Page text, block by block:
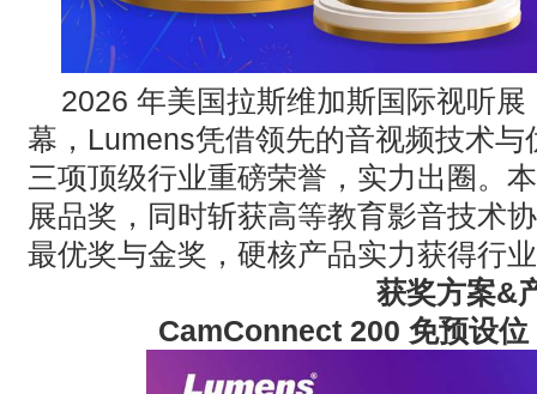
2026 年美国拉斯维加斯国际视听展
幕， Lumens凭借领先的音视频技术
三项顶级行业重磅荣誉，实力出圈。
展品奖，同时斩获高等教育影音技术
最优奖与金奖，硬核产品实力获得行
获奖方案&
CamConnect 200免预设位